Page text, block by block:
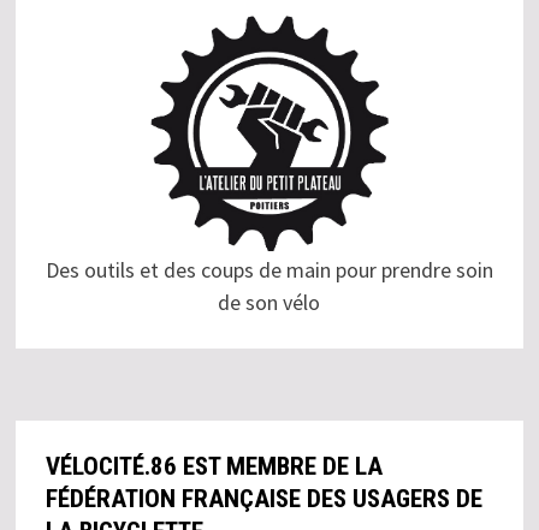
Des outils et des coups de main pour prendre soin
de son vélo
VÉLOCITÉ.86 EST MEMBRE DE LA
FÉDÉRATION FRANÇAISE DES USAGERS DE